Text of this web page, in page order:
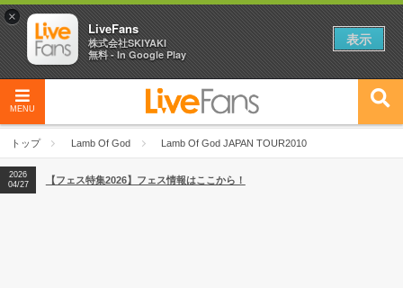
MENU
トップ Lamb Of God Lamb Of God JAPAN TOUR2010
04/27
【フェス特集2026】フェス情報はここから！
2026
07/28
2026
【フェス特集2026】フェス情報はここから！
2026
07/28
【ライブ動員ランキング】2026年上半期編発表！
×
LiveFans
株式会社SKIYAKI
無料 - In Google Play
表示